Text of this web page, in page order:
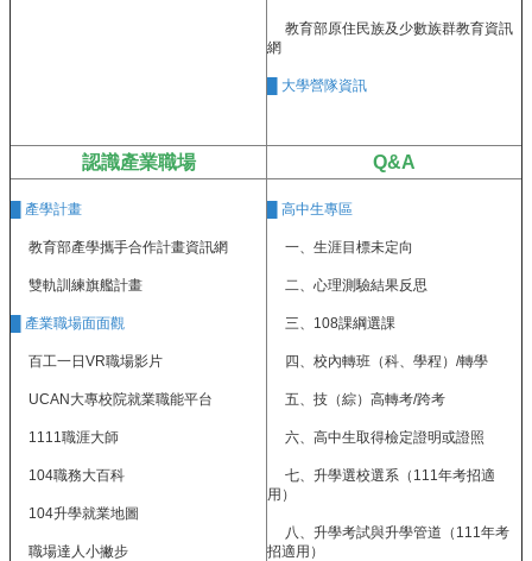
雲
端
習
通
資
程
計
英
教育部原住民族及少數族群教育資訊
網
█ 大學營隊資訊
認識產業職場 Q&A
█ 產學計畫
教育部產學攜手合作計畫資訊網
雙軌訓練旗艦計畫
█ 產業職場面面觀
百工一日VR職場影片
UCAN大專校院就業職能平台
1111職涯大師
104職務大百科
104升學就業地圖
職場達人小撇步
高中生專區
一、生涯目標未定向
二、心理測驗結果反思
三、108課綱選課
四、校內轉班（科、學程）/轉學
五、技（綜）高轉考/跨考
六、高中生取得檢定證明或證照
七、升學選校選系（111年考招適
用）
八、升學考試與升學管道（111年考
招適用）